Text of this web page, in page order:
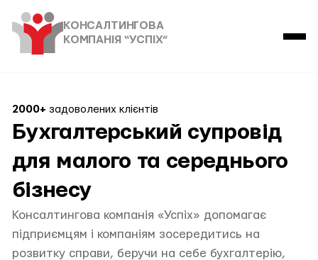
КОНСАЛТИНГОВА
КОМПАНІЯ “УСПІХ”
2000+ задоволених клієнтів
Бухгалтерський супровід
для малого та середнього
бізнесу
Консалтингова компанія «Успіх» допомагає
підприємцям і компаніям зосередитись на
розвитку справи, беручи на себе бухгалтерію,